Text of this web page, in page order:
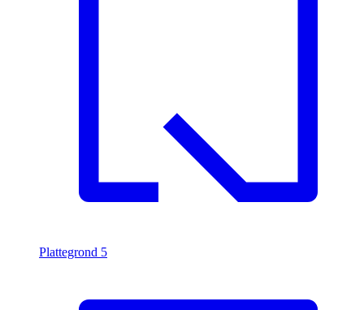
Plattegrond 5